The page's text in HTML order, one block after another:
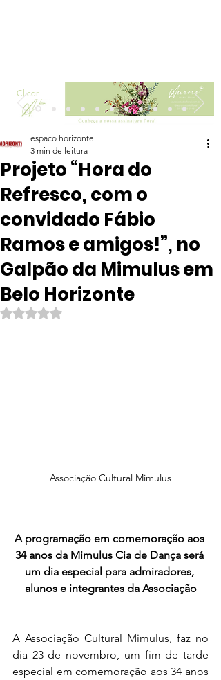
Clicar
Projeto “Hora do
Refresco, com o
convidado Fábio
Ramos e amigos!”, no
Galpão da Mimulus em
Belo Horizonte
espaco horizonte
3 min de leitura
Avaliado com NaN de 5 estrelas.
Associação Cultural Mimulus
A programação em comemoração aos
34 anos da Mimulus Cia de Dança será
um dia especial para admiradores,
alunos e integrantes da Associação
A Associação Cultural Mimulus, faz no
dia 23 de novembro, um fim de tarde
especial em comemoração aos 34 anos